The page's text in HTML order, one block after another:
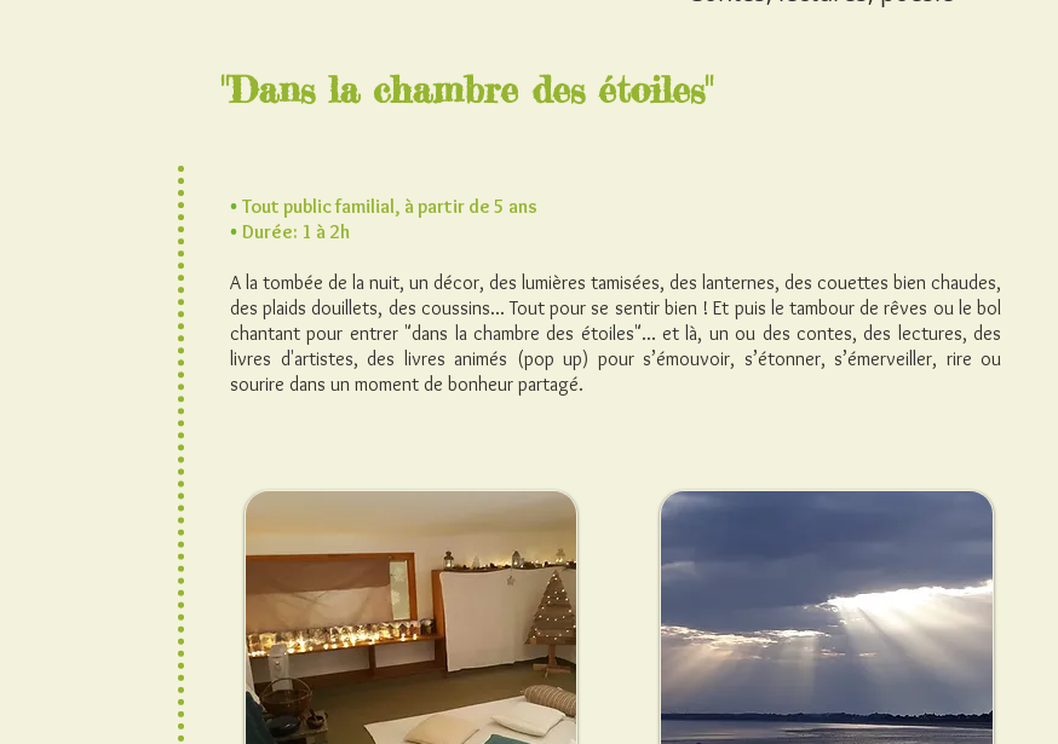
"Dans la chambre des étoiles"
• Tout public familial, à partir de 5 ans
• Durée: 1 à 2h
A la tombée de la nuit, un décor, des lumières tamisées, des lanternes, des couettes bien chaudes,
des plaids douillets, des coussins... Tout pour se sentir bien ! Et puis le tambour de rêves ou le bol
chantant pour entrer "dans la chambre des étoiles"... et là, un ou des contes, des lectures, des
livres d'artistes, des livres animés (pop up) pour s’émouvoir, s’étonner, s’émerveiller, rire ou
sourire dans un moment de bonheur partagé.